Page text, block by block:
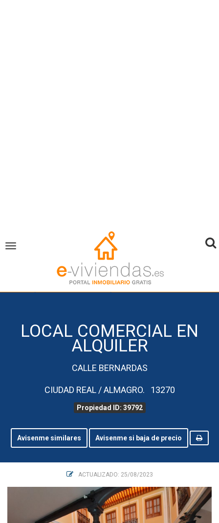
Toggle
Local comercial en Alquiler Ciudad Real
Propiedad ID 39792
LOCAL COMERCIAL EN
ALQUILER
CALLE BERNARDAS
CIUDAD REAL / ALMAGRO. 13270
Propiedad ID: 39792
Avisenme similares Avisenme si baja de precio
ACTUALIZADO: 25/08/2023